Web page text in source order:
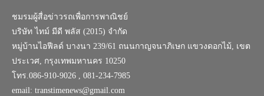
ชมรมผู้สื่อข่าวรถเพื่อการพาณิชย์
บริษัท ไทม์ มีดี พลัส (2015) จำกัด
หมู่บ้านไอฟีลด์ บางนา 239/61 ถนนกาญจนาภิเษก แขวงดอกไม้, เขต
ประเวศ, กรุงเทพมหานคร 10250
โทร.086-910-9026 , 081-234-7985
email: transtimenews@gmail.com